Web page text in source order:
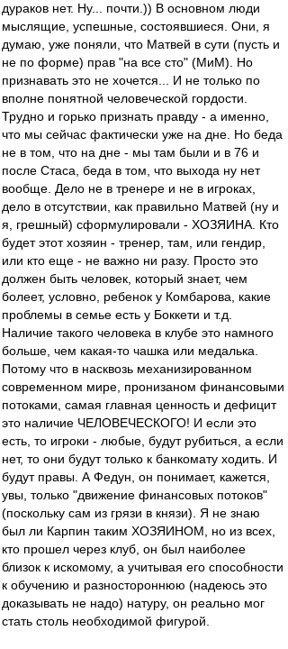
дураков нет. Ну... почти.)) В основном люди
мыслящие, успешные, состоявшиеся. Они, я
думаю, уже поняли, что Матвей в сути (пусть и
не по форме) прав "на все сто" (МиМ). Но
признавать это не хочется... И не только по
вполне понятной человеческой гордости.
Трудно и горько признать правду - а именно,
что мы сейчас фактически уже на дне. Но беда
не в том, что на дне - мы там были и в 76 и
после Стаса, беда в том, что выхода ну нет
вообще. Дело не в тренере и не в игроках,
дело в отсутствии, как правильно Матвей (ну и
я, грешный) сформулировали - ХОЗЯИНА. Кто
будет этот хозяин - тренер, там, или гендир,
или кто еще - не важно ни разу. Просто это
должен быть человек, который знает, чем
болеет, условно, ребенок у Комбарова, какие
проблемы в семье есть у Боккети и т.д.
Наличие такого человека в клубе это намного
больше, чем какая-то чашка или медалька.
Потому что в насквозь механизированном
современном мире, пронизаном финансовыми
потоками, самая главная ценность и дефицит
это наличие ЧЕЛОВЕЧЕСКОГО! И если это
есть, то игроки - любые, будут рубиться, а если
нет, то они будут только к банкомату ходить. И
будут правы. А Федун, он понимает, кажется,
увы, только "движение финансовых потоков"
(поскольку сам из грязи в князи). Я не знаю
был ли Карпин таким ХОЗЯИНОМ, но из всех,
кто прошел через клуб, он был наиболее
близок к искомому, а учитывая его способности
к обучению и разностороннюю (надеюсь это
доказывать не надо) натуру, он реально мог
стать столь необходимой фигурой.